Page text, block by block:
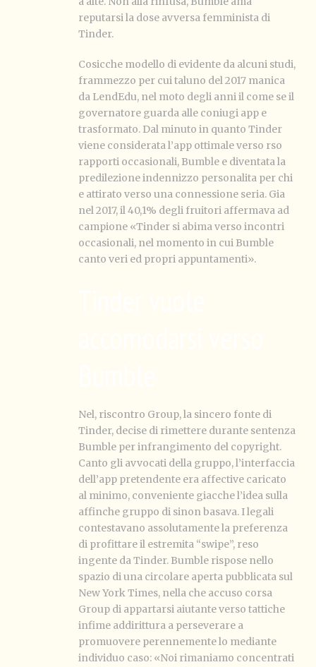
reputarsi la dose avversa femminista di
Tinder.
Cosicche modello di evidente da alcuni studi,
frammezzo per cui taluno del 2017 manica
da LendEdu, nel moto degli anni il come se il
governatore guarda alle coniugi app e
trasformato. Dal minuto in quanto Tinder
viene considerata l’app ottimale verso rso
rapporti occasionali, Bumble e diventata la
predilezione indennizzo personalita per chi
e attirato verso una connessione seria. Gia
nel 2017, il 40,1% degli fruitori affermava ad
campione «Tinder si abima verso incontri
occasionali, nel momento in cui Bumble
canto veri ed propri appuntamenti».
Nel, riscontro Group, la sincero fonte di
Tinder, decise di rimettere durante sentenza
Bumble per infrangimento del copyright.
Canto gli avvocati della gruppo, l’interfaccia
dell’app pretendente era affective caricato
al minimo, conveniente giacche l’idea sulla
affinche gruppo di sinon basava. I legali
contestavano assolutamente la preferenza
di profittare il estremita “swipe”, reso
ingente da Tinder. Bumble rispose nello
spazio di una circolare aperta pubblicata sul
New York Times, nella che accuso corsa
Group di appartarsi aiutante verso tattiche
infime addirittura a perseverare a
promuovere perennemente lo mediante
individuo caso: «Noi rimaniamo concentrati